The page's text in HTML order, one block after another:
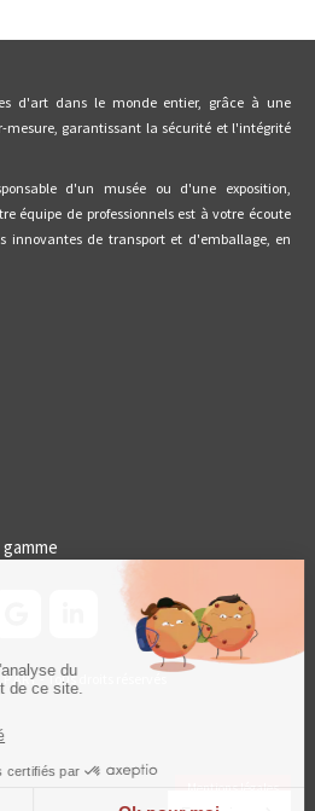
d'art dans le monde entier, grâce à une
mesure, garantissant la sécurité et l'intégrité
d'un musée ou d'une exposition,
équipe de professionnels est à votre écoute
innovantes de transport et d'emballage, en
ART - Tous droits réservés
Mentions légales